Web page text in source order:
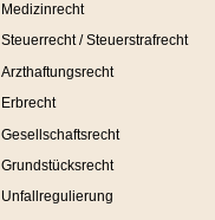
Medizinrecht
Steuerrecht / Steuerstrafrecht
Arzthaftungsrecht
Erbrecht
Gesellschaftsrecht
Grundstücksrecht
Unfallregulierung